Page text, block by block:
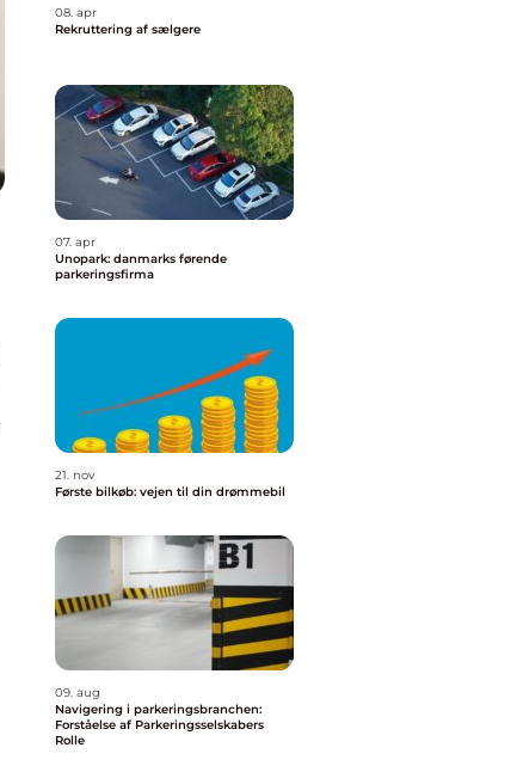
08. apr
Rekruttering af sælgere
07. apr
Unopark: danmarks førende
parkeringsfirma
21. nov
Første bilkøb: vejen til din drømmebil
09. aug
Navigering i parkeringsbranchen:
Forståelse af Parkeringsselskabers
Rolle